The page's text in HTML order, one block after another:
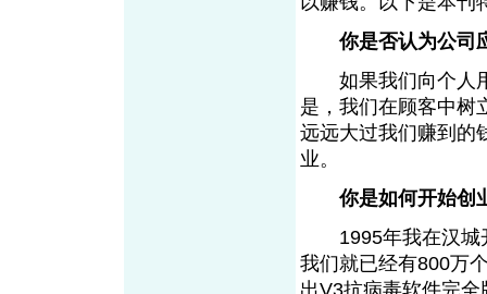
你是否认为公司
如果我们向个人用
是，我们在顾客中树
远远大过我们赚到的
业。
你是如何开始创
1995年我在汉城开
我们就已经有800万
出V3抗病毒软件完